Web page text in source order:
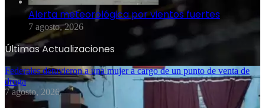
Alerta meteorológica por vientos fuertes
7 agosto, 2026
Últimas Actualizaciones
Federales detuvieron a una mujer a cargo de un punto de venta de
droga
7 agosto, 2026